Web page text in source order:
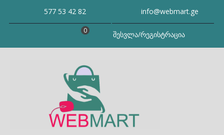
577 53 42 82 info@webmart.ge
შესვლა/რეგისტრაცია
0